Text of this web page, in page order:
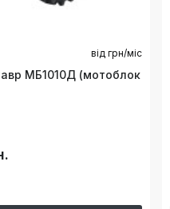
від грн/міс
МБ1010Д (мотоблок